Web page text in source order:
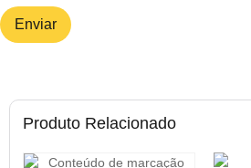
Produto Relacionado